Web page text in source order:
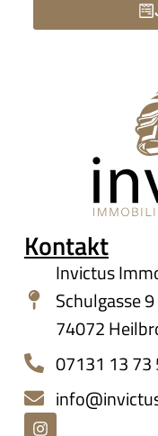
Kontakt
Invictus
Schulgasse 9
74072
07131 13 73